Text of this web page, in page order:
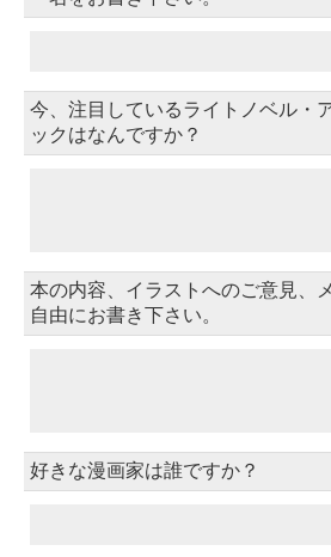
今、注目しているライトノベル・
ックはなんですか？
本の内容、イラストへのご意見、
自由にお書き下さい。
好きな漫画家は誰ですか？